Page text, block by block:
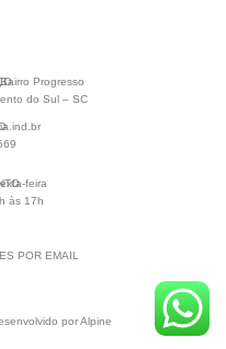
Progresso
do Sul – SC
feira
às 17h
POR EMAIL
por Alpine